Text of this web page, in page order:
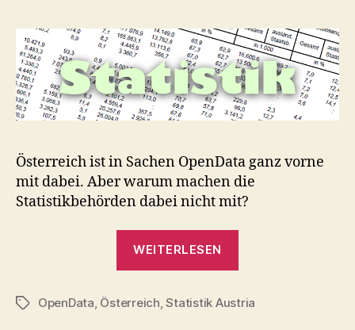
mit
OpenData?
Österreich ist in Sachen OpenData ganz vorne
mit dabei. Aber warum machen die
Statistikbehörden dabei nicht mit?
WEITERLESEN
Austria
Schlagwörter
OpenData Österreich ,Statistik Austria